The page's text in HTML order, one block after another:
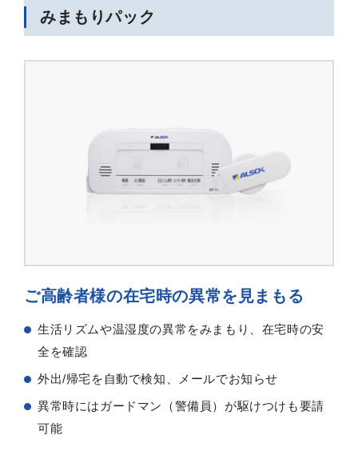
みまもりパック
ご高齢者様の在宅時の異常を見まもる
生活リズムや温湿度の異常をみまもり、在宅時の安
全を確認
外出/帰宅を自動で検知、メールでお知らせ
異常時にはガードマン（警備員）が駆けつけも要請
可能